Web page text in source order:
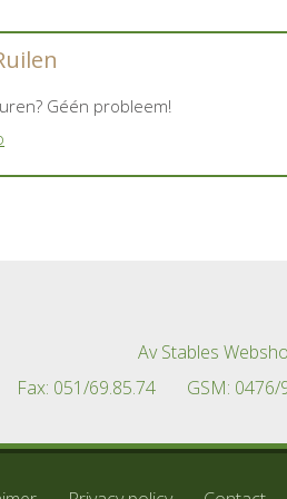
Géén probleem!
Av Stables
Fax: 051/69.85.74
GSM: 0476/